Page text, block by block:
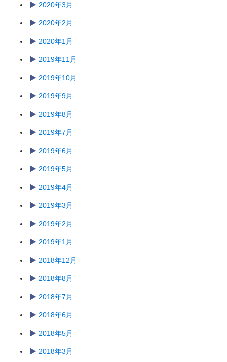
2020年3月
2020年2月
2020年1月
2019年11月
2019年10月
2019年9月
2019年8月
2019年7月
2019年6月
2019年5月
2019年4月
2019年3月
2019年2月
2019年1月
2018年12月
2018年8月
2018年7月
2018年6月
2018年5月
2018年3月